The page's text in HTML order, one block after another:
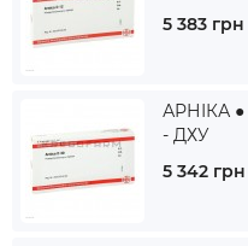
5 383 грн
АРНІКА ●
- ДХУ
5 342 грн